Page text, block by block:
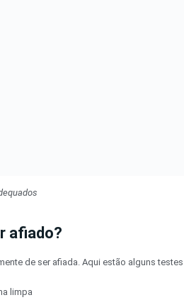
afiado?
de ser afiada. Aqui estão alguns
limpa